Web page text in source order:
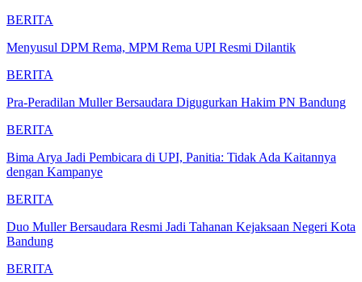
BERITA
Menyusul DPM Rema, MPM Rema UPI Resmi Dilantik
BERITA
Pra-Peradilan Muller Bersaudara Digugurkan Hakim PN Bandung
BERITA
Bima Arya Jadi Pembicara di UPI, Panitia: Tidak Ada Kaitannya
dengan Kampanye
BERITA
Duo Muller Bersaudara Resmi Jadi Tahanan Kejaksaan Negeri Kota
Bandung
BERITA